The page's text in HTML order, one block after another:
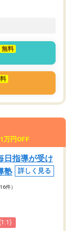
無料
万円OFF
日指導が受け
塾
詳しく見る
件）